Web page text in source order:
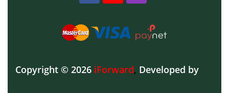
Copyright © 2026 iForward, Developed by